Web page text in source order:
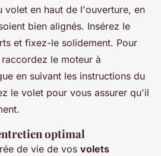
volet en haut de l'ouverture, en
bien alignés. Insérez le
et fixez-le solidement. Pour
le moteur à
en suivant les instructions du
le volet pour vous assurer qu'il
optimal
de vie de vos volets